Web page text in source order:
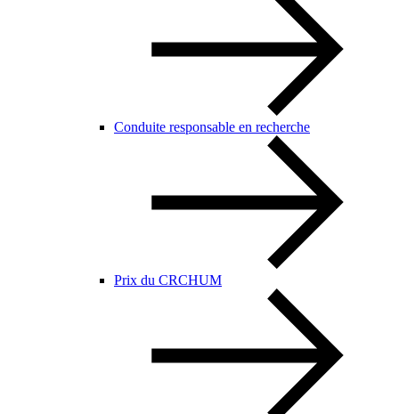
Conduite responsable en recherche
Prix du CRCHUM